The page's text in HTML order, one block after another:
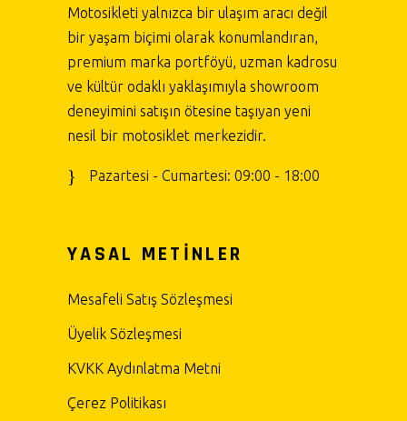
Motosikleti yalnızca bir ulaşım aracı değil
bir yaşam biçimi olarak konumlandıran,
premium marka portföyü, uzman kadrosu
ve kültür odaklı yaklaşımıyla showroom
deneyimini satışın ötesine taşıyan yeni
nesil bir motosiklet merkezidir.
Pazartesi - Cumartesi: 09:00 - 18:00
YASAL METİNLER
Mesafeli Satış Sözleşmesi
Üyelik Sözleşmesi
KVKK Aydınlatma Metni
Çerez Politikası